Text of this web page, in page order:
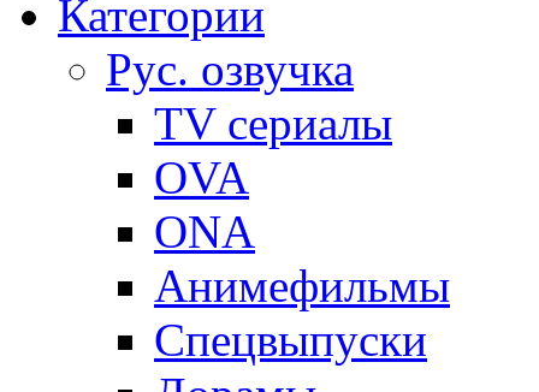
Категории
Рус. озвучка
TV сериалы
OVA
ONA
Анимефильмы
Спецвыпуски